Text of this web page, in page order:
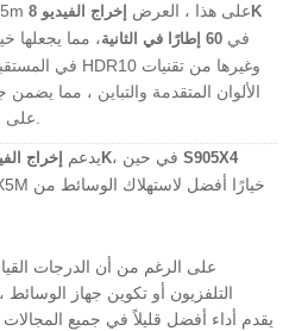
: يعتمد S905x5m على هذا ، العرض إخراج الفيديو 8K
في 60 إطارًا في الثانية
، مما يجعلها
الألوان المتقدمة والتباين ، مما
يدعم إخراج الفيديو 8K S905X4
على الرغم من أن الدرجات
التلفزيون أو تكوين جهاز الوسائط
يقدم أداء أفضل قليلاً في جميع المجالات